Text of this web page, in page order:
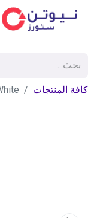
كافة المنتجات